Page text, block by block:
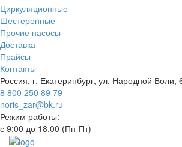
Циркуляционные
Шестеренные
Прочие насосы
Доставка
Прайсы
Контакты
Россия, г. Екатеринбург, ул. Народной
8 800 250 89 79
noris_zar@bk.ru
Режим работы:
с 9:00 до 18.00 (Пн-Пт)